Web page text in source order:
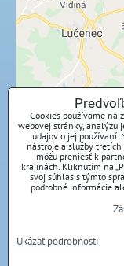
Externý
Prajete
Povoliť a
Cookies používame na
webovej stránky, analýzu
údajov o jej používaní.
nástroje a služby tretích
môžu preniesť k
krajinách. Kliknutím na
svoj súhlas s týmto
podrobné informácie
Ukázať podrobnosti